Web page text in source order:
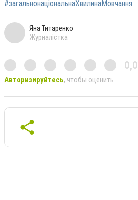
#загальнонаціональнаХвилинаМовчання
Яна Титаренко
Журналістка
0,0
Авторизируйтесь, чтобы оценить